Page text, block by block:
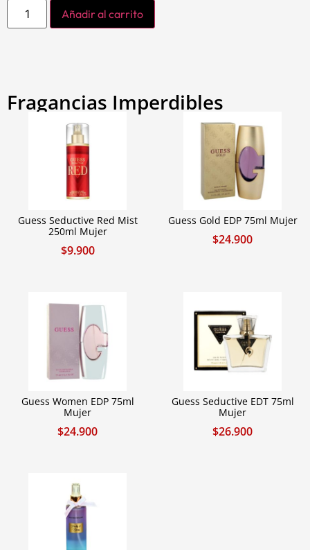
Añadir al carrito
Fragancias Imperdibles
Guess Seductive Red Mist
250ml Mujer
$9.900
Guess Gold EDP 75ml Mujer
$24.900
Guess Women EDP 75ml
Mujer
$24.900
Guess Seductive EDT 75ml
Mujer
$26.900